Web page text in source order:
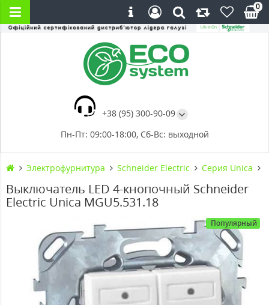
+38 (95) 300-90-09
Пн-Пт: 09:00-18:00, Сб-Вс: выходной
0
Электрофурнитура Schneider Electric Серия Unica
Выключатель LED 4-кнопочный Schneider
Electric Unica MGU5.531.18
Популярный